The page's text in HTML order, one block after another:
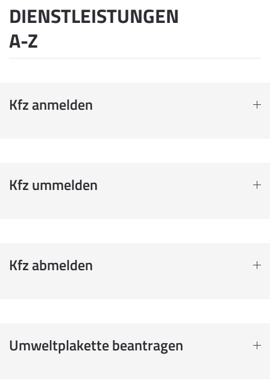
DIENSTLEISTUNGEN
A-Z
Kfz anmelden
Kfz ummelden
Kfz abmelden
Umweltplakette beantragen